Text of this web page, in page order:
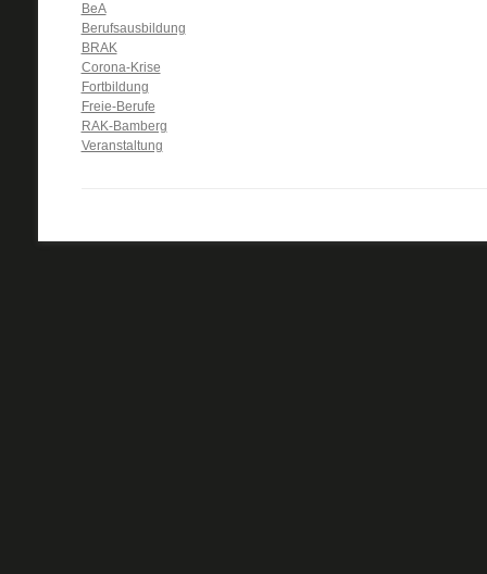
BeA
Berufsausbildung
BRAK
Corona-Krise
Fortbildung
Freie-Berufe
RAK-Bamberg
Veranstaltung